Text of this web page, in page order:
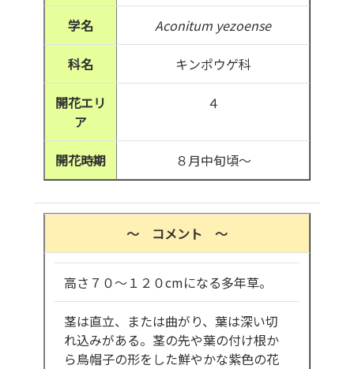
学名 Aconitum yezoense
科名 キンポウゲ科
開花エリ
ア
４
開花時期 ８月中旬頃～
～ コメント ～
高さ７０～１２０cmになる多年草。
茎は直立、または曲がり、葉は深い切
れ込みがある。茎の先や葉の付け根か
ら鳥帽子の形をした鮮やかな紫色の花